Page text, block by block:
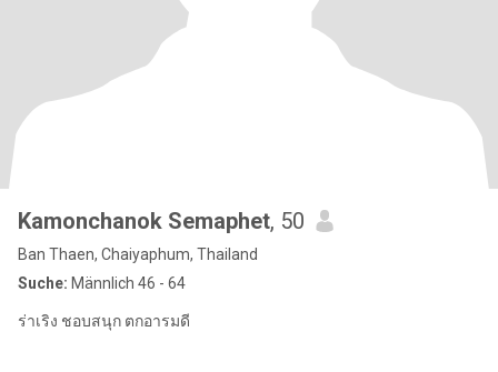
Kamonchanok Semaphet, 50
Ban Thaen, Chaiyaphum, Thailand
Suche: Männlich 46 - 64
ร่าเริง ชอบสนุก ตกอารมดี